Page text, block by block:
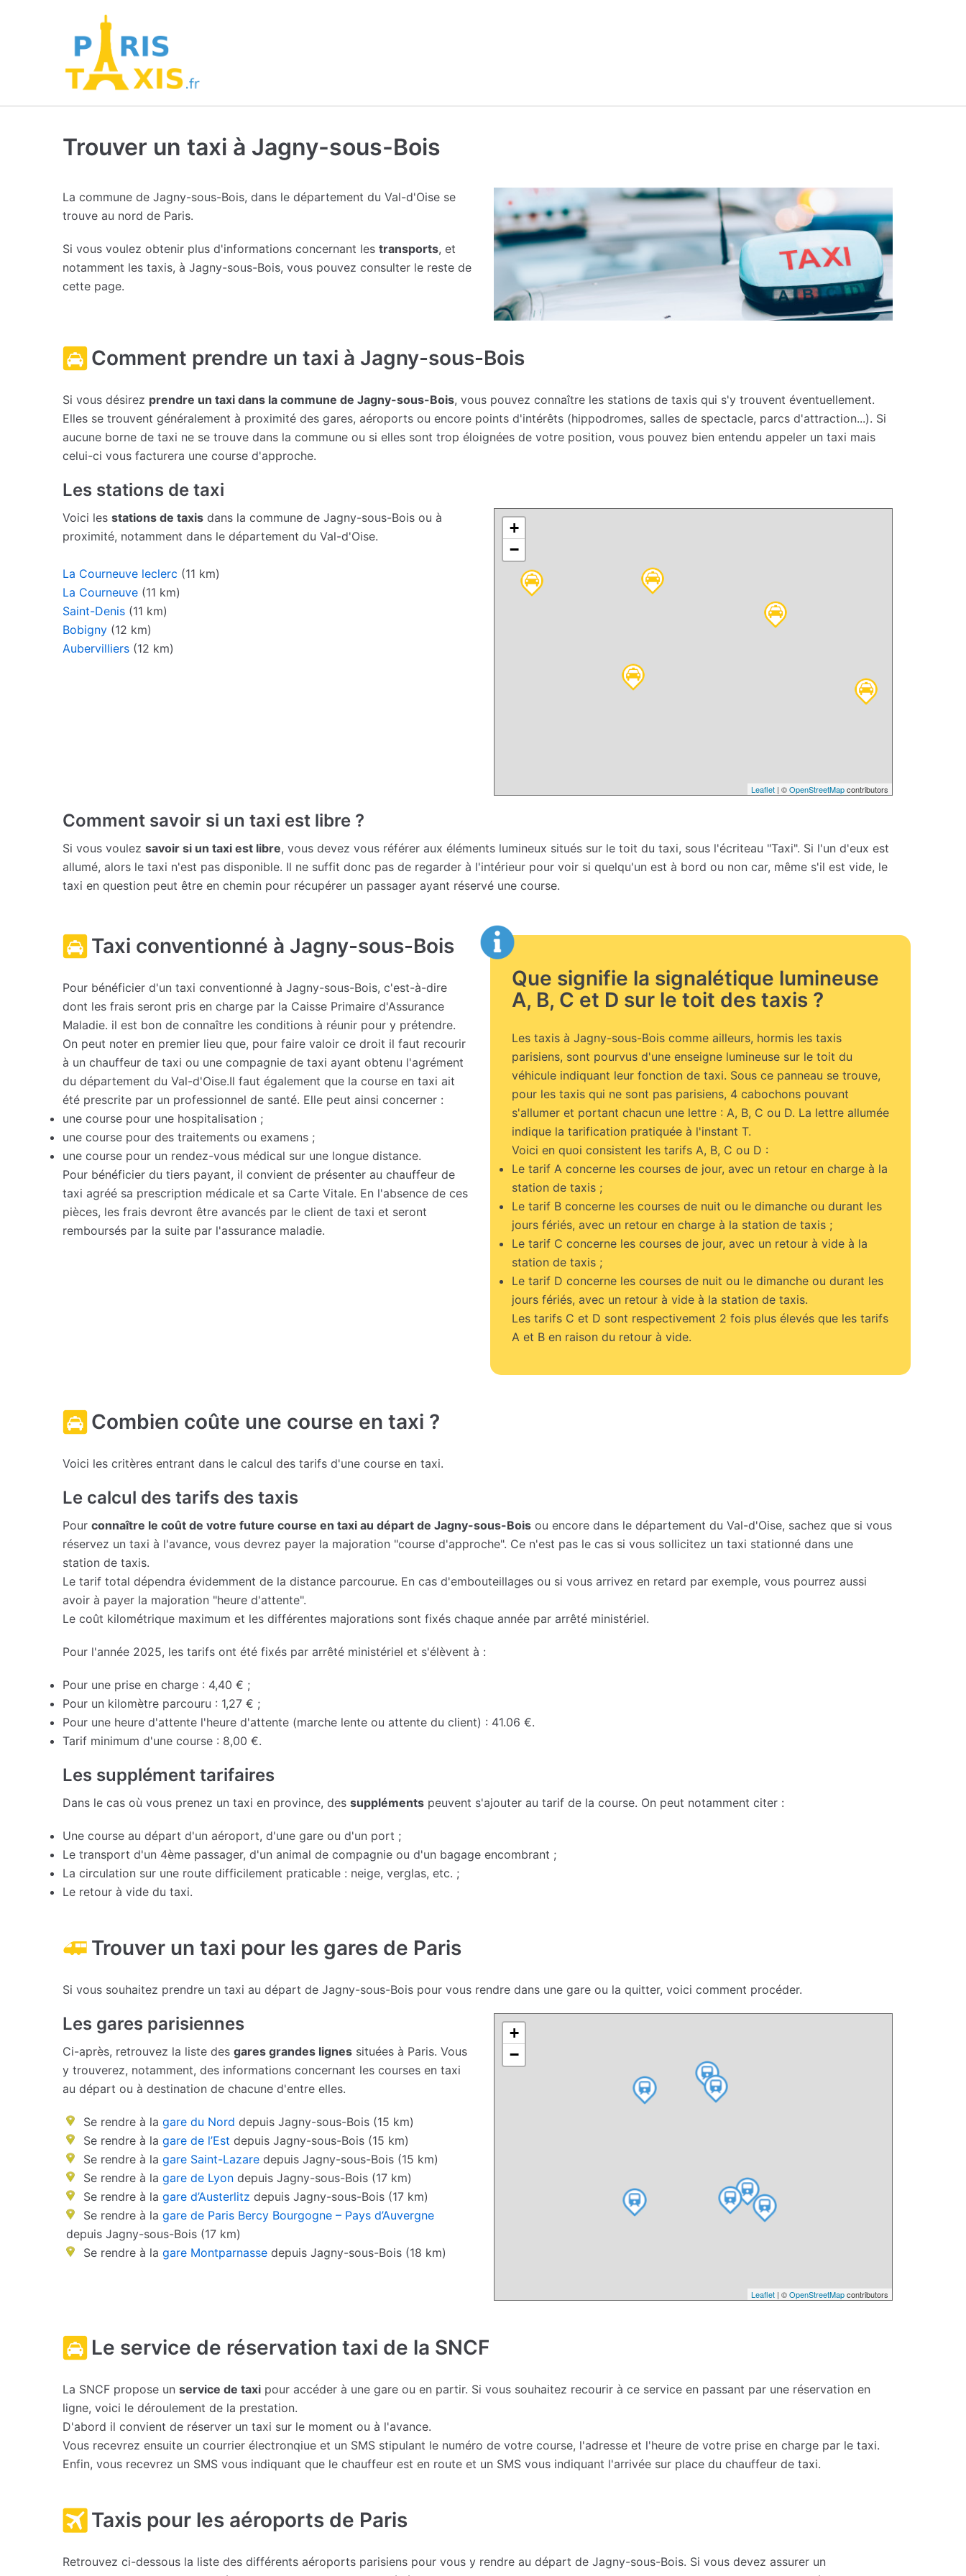
Trouver un taxi à Jagny-sous-Bois
La commune de Jagny-sous-Bois, dans le département du Val-d'Oise se
trouve au nord de Paris.
Si vous voulez obtenir plus d'informations concernant les transports, et
notamment les taxis, à Jagny-sous-Bois, vous pouvez consulter le reste de
cette page.
Comment prendre un taxi à Jagny-sous-Bois
Si vous désirez prendre un taxi dans la commune de Jagny-sous-Bois, vous pouvez connaître les stations de taxis qui s'y trouvent éventuellement.
Elles se trouvent généralement à proximité des gares, aéroports ou encore points d'intérêts (hippodromes, salles de spectacle, parcs d'attraction...). Si
aucune borne de taxi ne se trouve dans la commune ou si elles sont trop éloignées de votre position, vous pouvez bien entendu appeler un taxi mais
celui-ci vous facturera une course d'approche.
Les stations de taxi
Voici les stations de taxis dans la commune de Jagny-sous-Bois ou à
proximité, notamment dans le département du Val-d'Oise.
La Courneuve leclerc (11 km)
La Courneuve (11 km)
Saint-Denis (11 km)
Bobigny (12 km)
Aubervilliers (12 km)
+
−
Leaflet | ©OpenStreetMapcontributors
Comment savoir si un taxi est libre ?
Si vous voulez savoir si un taxi est libre, vous devez vous référer aux éléments lumineux situés sur le toit du taxi, sous l'écriteau "Taxi". Si l'un d'eux est
allumé, alors le taxi n'est pas disponible. Il ne suffit donc pas de regarder à l'intérieur pour voir si quelqu'un est à bord ou non car, même s'il est vide, le
taxi en question peut être en chemin pour récupérer un passager ayant réservé une course.
Taxi conventionné à Jagny-sous-Bois
Pour bénéficier d'un taxi conventionné à Jagny-sous-Bois, c'est-à-dire
dont les frais seront pris en charge par la Caisse Primaire d'Assurance
Maladie. il est bon de connaître les conditions à réunir pour y prétendre.
On peut noter en premier lieu que, pour faire valoir ce droit il faut recourir
à un chauffeur de taxi ou une compagnie de taxi ayant obtenu l'agrément
du département du Val-d'Oise.Il faut également que la course en taxi ait
été prescrite par un professionnel de santé. Elle peut ainsi concerner :
une course pour une hospitalisation ;
une course pour des traitements ou examens ;
une course pour un rendez-vous médical sur une longue distance.
Pour bénéficier du tiers payant, il convient de présenter au chauffeur de
taxi agréé sa prescription médicale et sa Carte Vitale. En l'absence de ces
pièces, les frais devront être avancés par le client de taxi et seront
remboursés par la suite par l'assurance maladie.
Que signifie la signalétique lumineuse
A, B, C et D sur le toit des taxis ?
Les taxis à Jagny-sous-Bois comme ailleurs, hormis les taxis
parisiens, sont pourvus d'une enseigne lumineuse sur le toit du
véhicule indiquant leur fonction de taxi. Sous ce panneau se trouve,
pour les taxis qui ne sont pas parisiens, 4 cabochons pouvant
s'allumer et portant chacun une lettre : A, B, C ou D. La lettre allumée
indique la tarification pratiquée à l'instant T.
Voici en quoi consistent les tarifs A, B, C ou D :
Le tarif A concerne les courses de jour, avec un retour en charge à la
station de taxis ;
Le tarif B concerne les courses de nuit ou le dimanche ou durant les
jours fériés, avec un retour en charge à la station de taxis ;
Le tarif C concerne les courses de jour, avec un retour à vide à la
station de taxis ;
Le tarif D concerne les courses de nuit ou le dimanche ou durant les
jours fériés, avec un retour à vide à la station de taxis.
Les tarifs C et D sont respectivement 2 fois plus élevés que les tarifs
A et B en raison du retour à vide.
Combien coûte une course en taxi ?
Voici les critères entrant dans le calcul des tarifs d'une course en taxi.
Le calcul des tarifs des taxis
Pour connaître le coût de votre future course en taxi au départ de Jagny-sous-Bois ou encore dans le département du Val-d'Oise, sachez que si vous
réservez un taxi à l'avance, vous devrez payer la majoration "course d'approche". Ce n'est pas le cas si vous sollicitez un taxi stationné dans une
station de taxis.
Le tarif total dépendra évidemment de la distance parcourue. En cas d'embouteillages ou si vous arrivez en retard par exemple, vous pourrez aussi
avoir à payer la majoration "heure d'attente".
Le coût kilométrique maximum et les différentes majorations sont fixés chaque année par arrêté ministériel.
Pour l'année 2025, les tarifs ont été fixés par arrêté ministériel et s'élèvent à :
Pour une prise en charge : 4,40 € ;
Pour un kilomètre parcouru : 1,27 € ;
Pour une heure d'attente l'heure d'attente (marche lente ou attente du client) : 41.06 €.
Tarif minimum d'une course : 8,00 €.
Les supplément tarifaires
Dans le cas où vous prenez un taxi en province, des suppléments peuvent s'ajouter au tarif de la course. On peut notamment citer :
Une course au départ d'un aéroport, d'une gare ou d'un port ;
Le transport d'un 4ème passager, d'un animal de compagnie ou d'un bagage encombrant ;
La circulation sur une route difficilement praticable : neige, verglas, etc. ;
Le retour à vide du taxi.
Trouver un taxi pour les gares de Paris
Si vous souhaitez prendre un taxi au départ de Jagny-sous-Bois pour vous rendre dans une gare ou la quitter, voici comment procéder.
Les gares parisiennes
Ci-après, retrouvez la liste des gares grandes lignes situées à Paris. Vous
y trouverez, notamment, des informations concernant les courses en taxi
au départ ou à destination de chacune d'entre elles.
Se rendre à la gare du Nord depuis Jagny-sous-Bois (15 km)
Se rendre à la gare de l’Est depuis Jagny-sous-Bois (15 km)
Se rendre à la gare Saint-Lazare depuis Jagny-sous-Bois (15 km)
Se rendre à la gare de Lyon depuis Jagny-sous-Bois (17 km)
Se rendre à la gare d’Austerlitz depuis Jagny-sous-Bois (17 km)
Se rendre à la gare de Paris Bercy Bourgogne – Pays d’Auvergne
depuis Jagny-sous-Bois (17 km)
Se rendre à la gare Montparnasse depuis Jagny-sous-Bois (18 km)
+
−
Leaflet | ©OpenStreetMapcontributors
Le service de réservation taxi de la SNCF
La SNCF propose un service de taxi pour accéder à une gare ou en partir. Si vous souhaitez recourir à ce service en passant par une réservation en
ligne, voici le déroulement de la prestation.
D'abord il convient de réserver un taxi sur le moment ou à l'avance.
Vous recevrez ensuite un courrier électronqiue et un SMS stipulant le numéro de votre course, l'adresse et l'heure de votre prise en charge par le taxi.
Enfin, vous recevrez un SMS vous indiquant que le chauffeur est en route et un SMS vous indiquant l'arrivée sur place du chauffeur de taxi.
Taxis pour les aéroports de Paris
Retrouvez ci-dessous la liste des différents aéroports parisiens pour vous y rendre au départ de Jagny-sous-Bois. Si vous devez assurer un